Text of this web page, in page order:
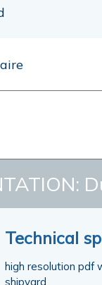
Technical
high resolution pdf
shipyard